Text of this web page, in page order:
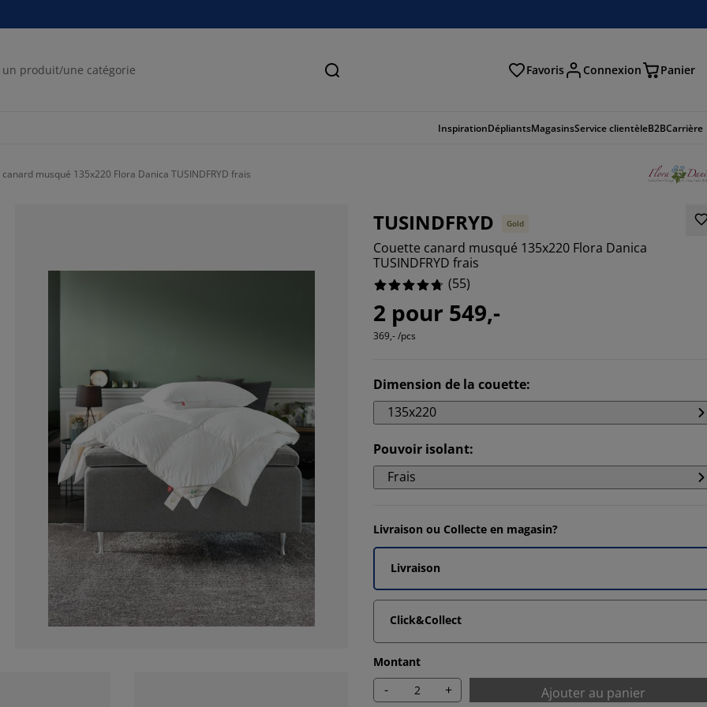
Recherche Favoris Connexion Panier
InspirationDépliantsMagasinsService clientèleB2BCarrière
musqué 135x220 Flora Danica TUSINDFRYD frais
TUSINDFRYD Gold
Couette canard musqué 135x220 Flora Danica
TUSINDFRYD frais
(55)
2 pour 549,-
369,- /pcs
Dimension de la couette:
135x220
Pouvoir isolant:
Frais
Livraison ou Collecte en magasin?
Livraison
Click&Collect
Montant
- + Ajouter au panier
85.45454545454545%
7.2727272727272725%
1.8181818181818181%
1.8181818181818181%